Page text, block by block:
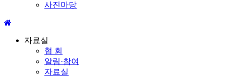
사진마당
자료실
협 회
알림·참여
자료실